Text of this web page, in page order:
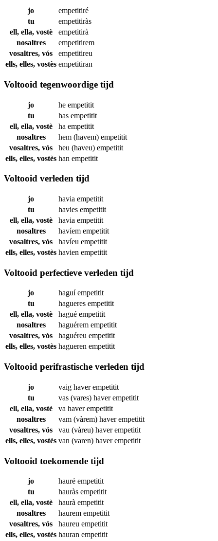
jo
empetitiré
tu
empetitiràs
ell, ella, vostè
empetitirà
nosaltres
empetitirem
vosaltres, vós
empetitireu
ells, elles, vostès empetitiran
Voltooid tegenwoordige tijd
jo he empetitit
tu
has empetitit
ell, ella, vostè
ha empetitit
nosaltres
hem (havem) empetitit
vosaltres, vós
heu (haveu) empetitit
ells, elles, vostès han empetitit
Voltooid verleden tijd
jo havia empetitit
tu
havies empetitit
ell, ella, vostè
havia empetitit
nosaltres
havíem empetitit
vosaltres, vós
havíeu empetitit
ells, elles, vostès havien empetitit
Voltooid perfectieve verleden tijd
jo haguíempetitit
tu
hagueres empetitit
ell, ella, vostè
hagué empetitit
nosaltres
haguérem empetitit
vosaltres, vós
haguéreu empetitit
ells, elles, vostès hagueren empetitit
Voltooid perifrastische verleden tijd
jo vaig haverempetitit
tu
vas (vares) haverempetitit
ell, ella, vostè
va haverempetitit
nosaltres
vam (vàrem) haverempetitit
vosaltres, vós
vau (vàreu) haverempetitit
ells, elles, vostès van (varen) haverempetitit
Voltooid toekomende tijd
jo hauré empetitit
tu
hauràs empetitit
ell, ella, vostè
haurà empetitit
nosaltres
haurem empetitit
vosaltres, vós
haureu empetitit
ells, elles, vostès hauran empetitit